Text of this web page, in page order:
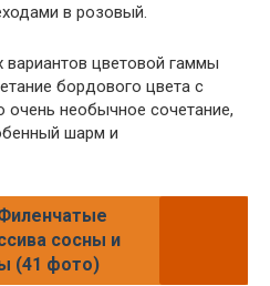
в розовый.
цветовой гаммы
бордового цвета с
необычное сочетание,
шарм и
сосны и
(41 фото)